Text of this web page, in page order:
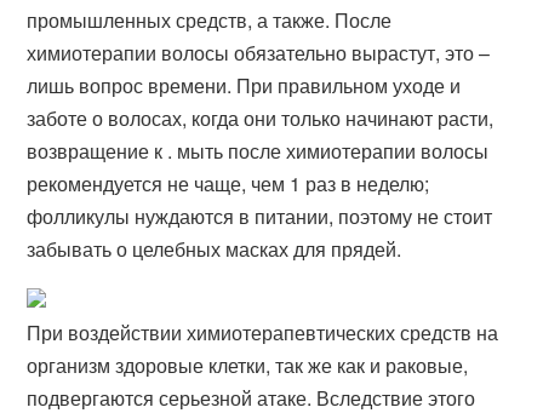
промышленных средств, а также. После
химиотерапии волосы обязательно вырастут, это –
лишь вопрос времени. При правильном уходе и
заботе о волосах, когда они только начинают расти,
возвращение к . мыть после химиотерапии волосы
рекомендуется не чаще, чем 1 раз в неделю;
фолликулы нуждаются в питании, поэтому не стоит
забывать о целебных масках для прядей.
При воздействии химиотерапевтических средств на
организм здоровые клетки, так же как и раковые,
подвергаются серьезной атаке. Вследствие этого